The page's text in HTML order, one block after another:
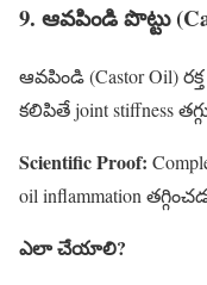
9. ఆవపిండి పొట్టు
ఆవపిండి (Castor Oil)
కలిపితే joint stiffness
Scientific Proof:
oil inflammation
ఎలా చేయాలి?